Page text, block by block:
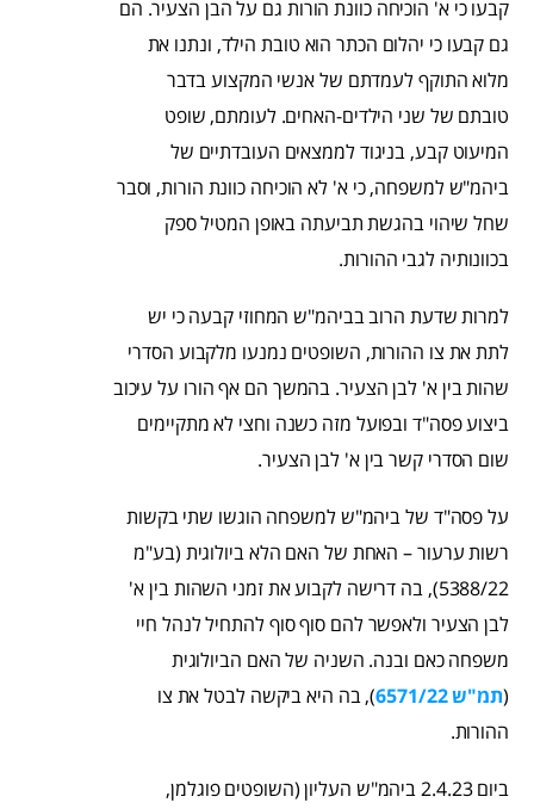
קבעו כי א' הוכיחה כוונת הורות גם על הבן הצעיר. הם
גם קבעו כי יהלום הכתר הוא טובת הילד, ונתנו את
מלוא התוקף לעמדתם של אנשי המקצוע בדבר
טובתם של שני הילדים-האחים. לעומתם, שופט
המיעוט קבע, בניגוד לממצאים העובדתיים של
ביהמ"ש למשפחה, כי א' לא הוכיחה כוונת הורות, וסבר
שחל שיהוי בהגשת תביעתה באופן המטיל ספק
בכוונותיה לגבי ההורות.
למרות שדעת הרוב בביהמ"ש המחוזי קבעה כי יש
לתת את צו ההורות, השופטים נמנעו מלקבוע הסדרי
שהות בין א' לבן הצעיר. בהמשך הם אף הורו על עיכוב
ביצוע פסה"ד ובפועל מזה כשנה וחצי לא מתקיימים
שום הסדרי קשר בין א' לבן הצעיר.
על פסה"ד של ביהמ"ש למשפחה הוגשו שתי בקשות
רשות ערעור – האחת של האם הלא ביולוגית (בע"מ
5388/22), בה דרישה לקבוע את זמני השהות בין א'
לבן הצעיר ולאפשר להם סוף סוף להתחיל לנהל חיי
משפחה כאם ובנה. השניה של האם הביולוגית
(תמ"ש 6571/22
), בה היא ביקשה לבטל את צו
ההורות.
ביום 2.4.23 ביהמ"ש העליון (השופטים פוגלמן,